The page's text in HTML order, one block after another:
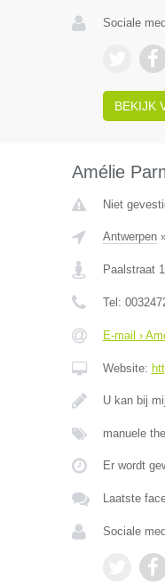
Sociale
BEKIJK
Amélie
Niet
Antwerpen
Paalstraat
Tel:
E-mail ›
Website:
U kan bij
manuele
Er wordt
Laatste
Sociale